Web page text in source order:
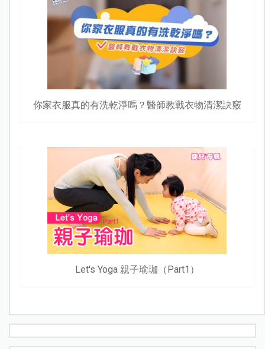
你家衣服真的有洗乾淨嗎？醫師教戰衣物清潔訣竅
Let's Yoga 親子瑜珈（Part1）